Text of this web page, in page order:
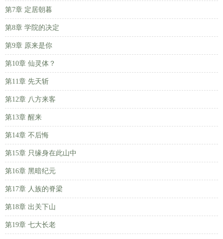
第7章 定居朝暮
第8章 学院的决定
第9章 原来是你
第10章 仙灵体？
第11章 先天斩
第12章 八方来客
第13章 醒来
第14章 不后悔
第15章 只缘身在此山中
第16章 黑暗纪元
第17章 人族的脊梁
第18章 出关下山
第19章 七大长老